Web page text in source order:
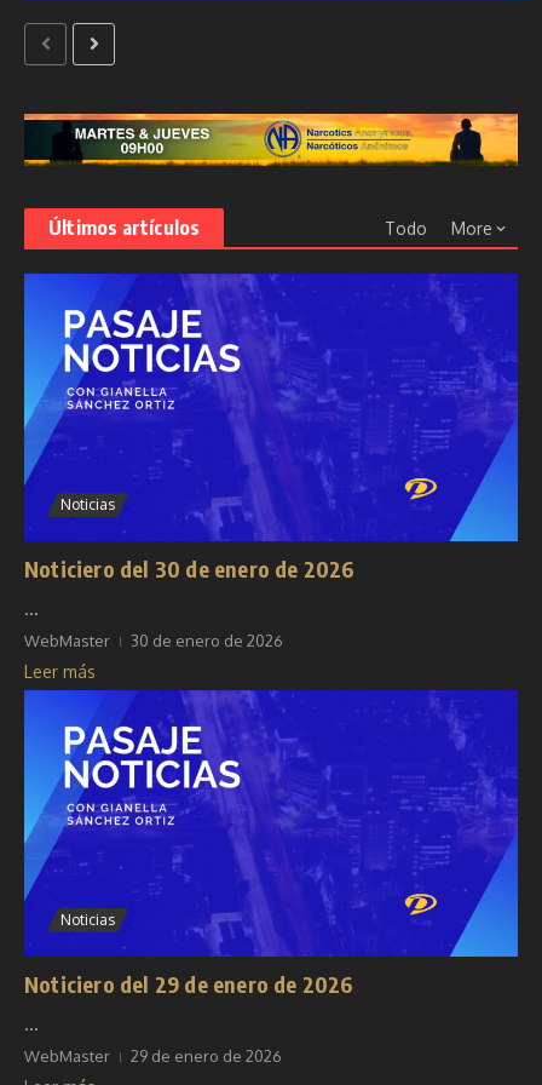
Últimos artículos Todo More
Noticias
Noticiero del 30 de enero de 2026
...
WebMaster 30 de enero de 2026
Leer más
Noticias
Noticiero del 29 de enero de 2026
...
WebMaster 29 de enero de 2026